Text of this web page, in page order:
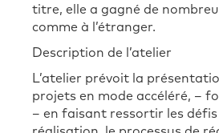
titre, elle a gagné de
comme à l’étranger.
Description de l’atelier
L’atelier prévoit la
projets en mode accéléré, –
– en faisant ressortir les